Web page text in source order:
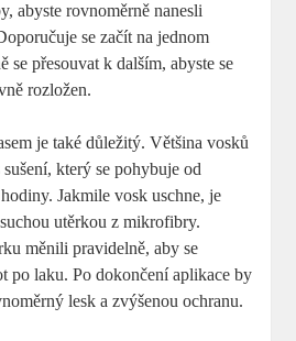
abyste rovnoměrně nanesli
se začít na jednom
se přesouvat k dalším, abyste se
rozložen.
je také důležitý. Většina vosků
který se pohybuje od
Jakmile vosk uschne, je
utěrkou z mikrofibry.
měnili pravidelně, aby se
po laku. Po dokončení aplikace by
lesk a zvýšenou ochranu.